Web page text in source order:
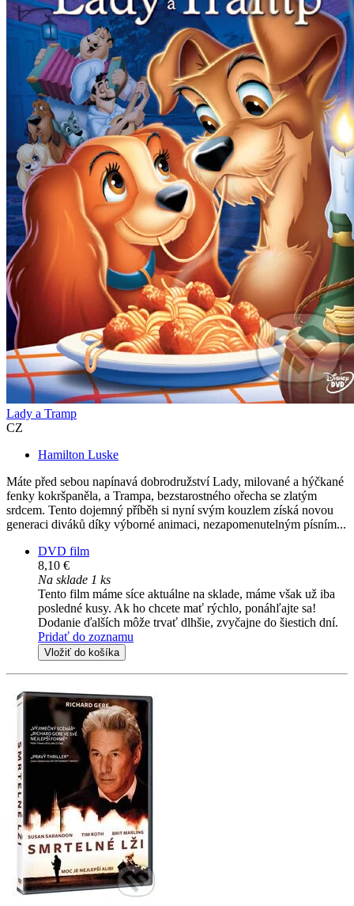
Lady a Tramp
CZ
Hamilton Luske
Máte před sebou napínavá dobrodružství Lady, milované a hýčkané
fenky kokršpaněla, a Trampa, bezstarostného ořecha se zlatým
srdcem. Tento dojemný příběh si nyní svým kouzlem získá novou
generaci diváků díky výborné animaci, nezapomenutelným písním...
DVD film
8,10 €
Na sklade 1 ks
Tento film máme síce aktuálne na sklade, máme však už iba
posledné kusy. Ak ho chcete mať rýchlo, ponáhľajte sa!
Dodanie ďalších môže trvať dlhšie, zvyčajne do šiestich dní.
Pridať do zoznamu
Vložiť do košíka